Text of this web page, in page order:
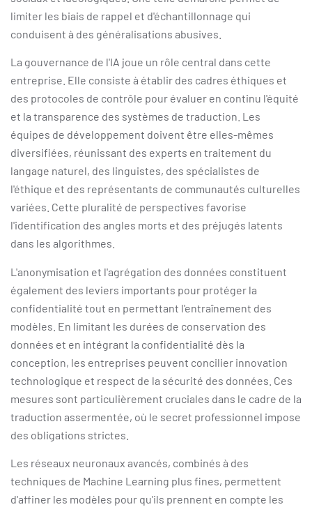
limiter les biais de rappel et d'échantillonnage qui
conduisent à des généralisations abusives.
La gouvernance de l'IA joue un rôle central dans cette
entreprise. Elle consiste à établir des cadres éthiques et
des protocoles de contrôle pour évaluer en continu l'équité
et la transparence des systèmes de traduction. Les
équipes de développement doivent être elles-mêmes
diversifiées, réunissant des experts en traitement du
langage naturel, des linguistes, des spécialistes de
l'éthique et des représentants de communautés culturelles
variées. Cette pluralité de perspectives favorise
l'identification des angles morts et des préjugés latents
dans les algorithmes.
L'anonymisation et l'agrégation des données constituent
également des leviers importants pour protéger la
confidentialité tout en permettant l'entraînement des
modèles. En limitant les durées de conservation des
données et en intégrant la confidentialité dès la
conception, les entreprises peuvent concilier innovation
technologique et respect de la sécurité des données. Ces
mesures sont particulièrement cruciales dans le cadre de la
traduction assermentée, où le secret professionnel impose
des obligations strictes.
Les réseaux neuronaux avancés, combinés à des
techniques de Machine Learning plus fines, permettent
d'affiner les modèles pour qu'ils prennent en compte les